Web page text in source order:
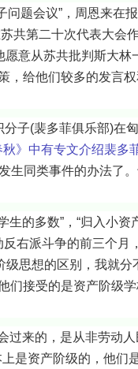
题会议”，周恩来在
共第二十次代表大会
愿意从苏共批判斯大林
，给他们较多的发言
子(裴多菲俱乐部)在匈
秋》中有专文介绍裴多
生同类事件的办法了
的多数”，“归入小资
右派斗争的前三个月
级思想的区别，我就分
们接受的是资产阶级
来的，是从非劳动人
是资产阶级的，他们